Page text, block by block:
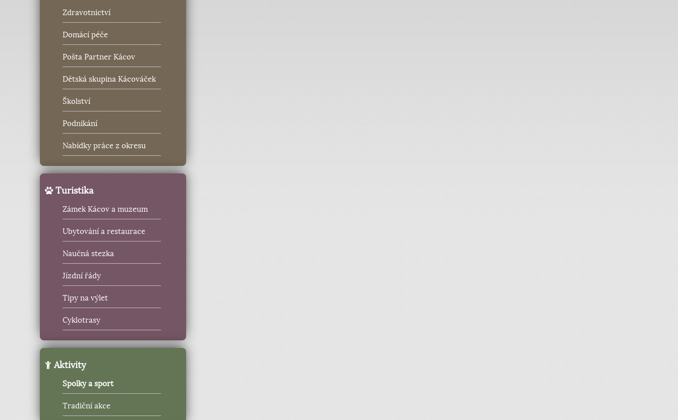
Zdravotnictví
Domácí péče
Pošta Partner Kácov
Dětská skupina Kácováček
Školství
Podnikání
Nabídky práce z okresu
Turistika
Zámek Kácov a muzeum
Ubytování a restaurace
Naučná stezka
Jízdní řády
Tipy na výlet
Cyklotrasy
Aktivity
Spolky a sport
Tradiční akce